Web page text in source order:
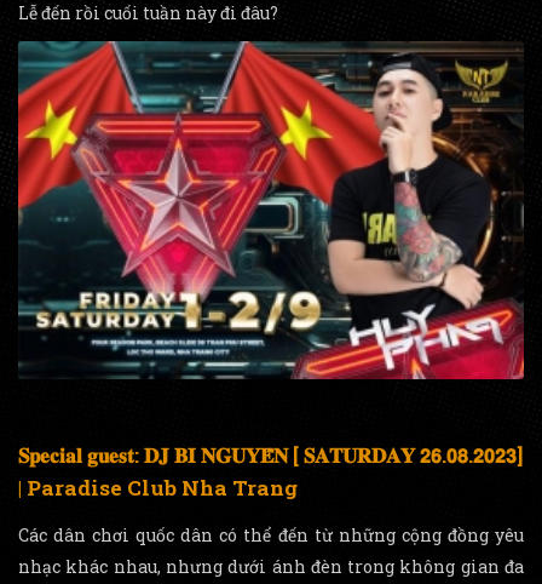
Lễ đến rồi cuối tuần này đi đâu?
𝐒𝐩𝐞𝐜𝐢𝐚𝐥 𝐠𝐮𝐞𝐬𝐭: 𝐃𝐉 𝐁𝐈 𝐍𝐆𝐔𝐘𝐄̂̃𝐍 [ 𝐒𝐀𝐓𝐔𝐑𝐃𝐀𝐘 𝟮𝟲.𝟬𝟴.𝟮𝟬𝟮𝟯]
| Paradise Club Nha Trang
Các dân chơi quốc dân có thể đến từ những cộng đồng yêu
nhạc khác nhau, nhưng dưới ánh đèn trong không gian đa